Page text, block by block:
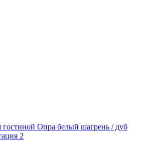
гостиной Опра белый шагрень / дуб
2